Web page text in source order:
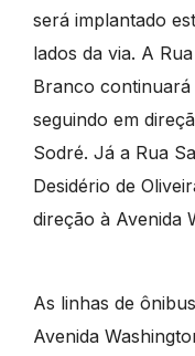
será implantado
lados da via. A
Branco
seguindo em
Sodré. Já a Rua
Desidério de
direção à Avenida
As linhas de
Avenida